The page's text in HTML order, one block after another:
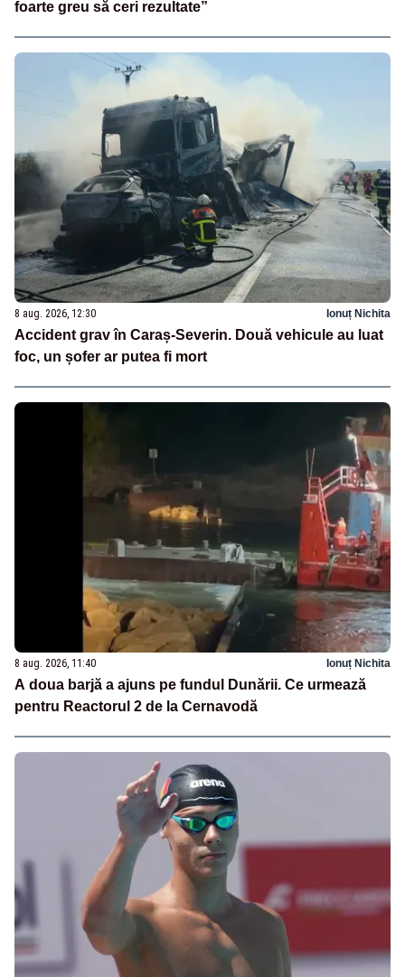
foarte greu să ceri rezultate”
8 aug. 2026, 12:30 Ionuț Nichita
Accident grav în Caraș-Severin. Două vehicule au luat
foc, un șofer ar putea fi mort
8 aug. 2026, 11:40 Ionuț Nichita
A doua barjă a ajuns pe fundul Dunării. Ce urmează
pentru Reactorul 2 de la Cernavodă